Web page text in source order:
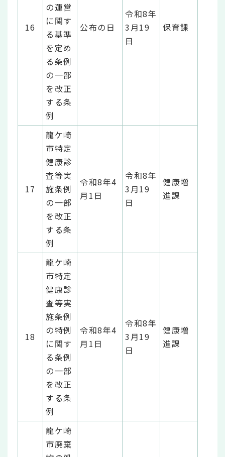
16
の運営
に関す
る基準
を定め
る条例
の一部
を改正
する条
例
公布の日
令和8年
3月19
日
保育課
17
龍ケ崎
市特定
健康診
査等実
施条例
の一部
を改正
する条
例
令和8年4
月1日
令和8年
3月19
日
健康増
進課
18
龍ケ崎
市特定
健康診
査等実
施条例
の特例
に関す
る条例
の一部
を改正
する条
例
令和8年4
月1日
令和8年
3月19
日
健康増
進課
龍ケ崎
市廃棄